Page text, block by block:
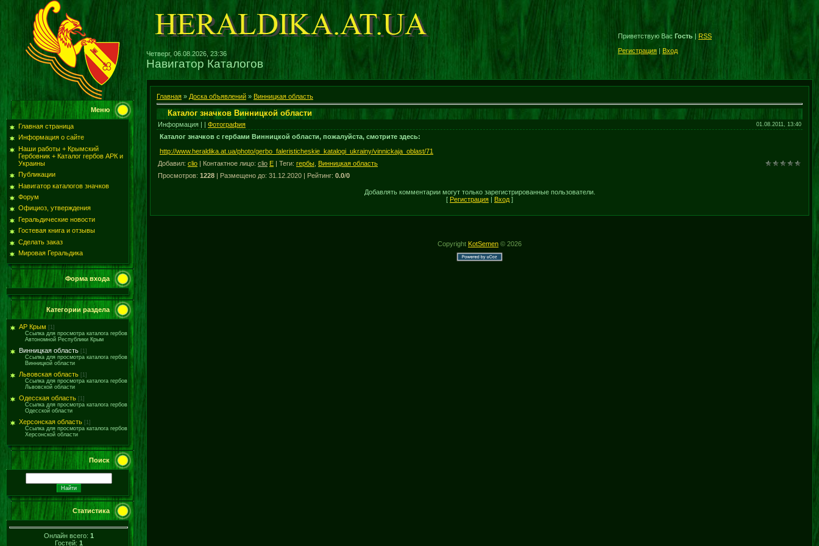
Четверг, 06.08.2026, 23:36
Навигатор Каталогов
Приветствую Вас Гость | RSS
Регистрация | Вход
Меню
Главная страница
Информация о сайте
Наши работы + Крымский
Гербовник + Каталог гербов АРК и
Украины
Публикации
Навигатор каталогов значков
Форум
Официоз, утверждения
Геральдические новости
Гостевая книга и отзывы
Сделать заказ
Мировая Геральдика
Форма входа
Категории раздела
АР Крым
[1]
Ссылка для просмотра каталога гербов
Автономной Республики Крым
Винницкая область
[1]
Ссылка для просмотра каталога гербов
Винницкой области
Львовская область
[1]
Ссылка для просмотра каталога гербов
Львовской области
Одесская область
[1]
Ссылка для просмотра каталога гербов
Одесской области
Херсонская область
[1]
Ссылка для просмотра каталога гербов
Херсонской области
Поиск
Статистика
Онлайн всего: 1
Гостей: 1
Главная » Доска объявлений » Винницкая область
Каталог значков Винницкой области
Информация | | Фотография 01.08.2011, 13:40
Каталог значков с гербами Винницкой области, пожалуйста, смотрите здесь:
http://www.heraldika.at.ua/photo/gerbo_faleristicheskie_katalogi_ukrainy/vinnickaja_oblast/71
Добавил: clio | Контактное лицо: clio E | Теги: гербы Винницкая область
Просмотров: 1228 | Размещено до: 31.12.2020 | Рейтинг: 0.0/0
Добавлять комментарии могут только зарегистрированные пользователи.
[ Регистрация | Вход ]
Copyright KotSemen © 2026